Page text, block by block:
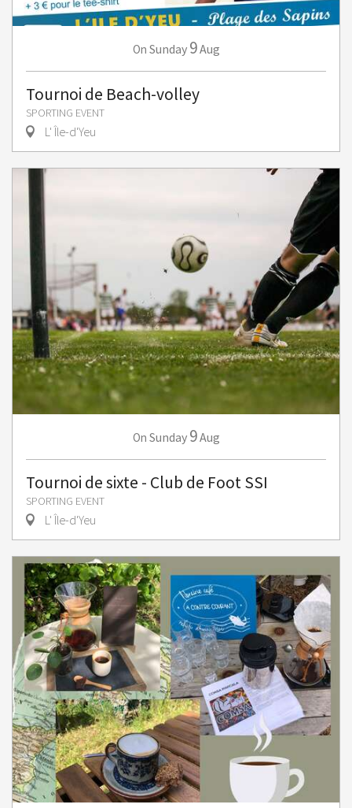
On Sunday 9Aug
Tournoi de Beach-volley
SPORTING EVENT
L' Île-d'Yeu
On Sunday 9Aug
Tournoi de sixte - Club de Foot SSI
SPORTING EVENT
L' Île-d'Yeu